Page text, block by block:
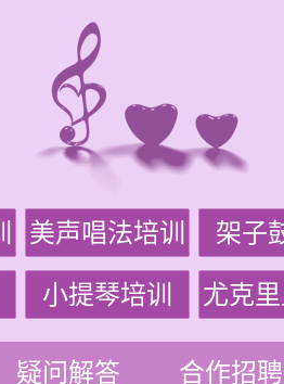
美声唱法培训 架子
小提琴培训 尤克
疑问解答 合作招聘